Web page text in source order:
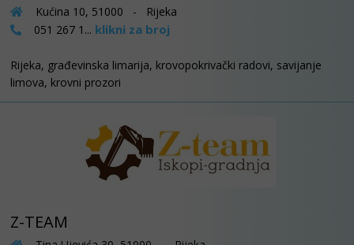
Kućina 10, 51000 - Rijeka
051 267 1... klikni za broj
Rijeka, građevinska limarija, krovopokrivački radovi, savijanje
limova, krovni prozori
Z-TEAM